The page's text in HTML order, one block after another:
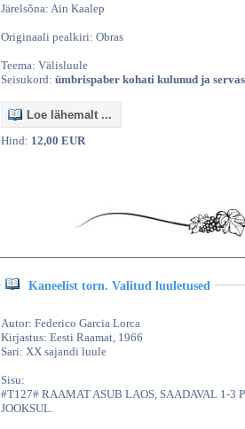
Järelsõna: Ain Kaalep
Originaali pealkiri: Obras
Teema: Välisluule
Seisukord: ümbrispaber kohati kulunud ja
Loe lähemalt ...
Hind: 12,00 EUR
Kaneelist torn. Valitud luuletused
Autor: Federico Garcia Lorca
Kirjastus: Eesti Raamat, 1966
Sari: XX sajandi luule
Sisu:
#T127# RAAMAT ASUB LAOS, SAADAVAL 1-3
JOOKSUL.